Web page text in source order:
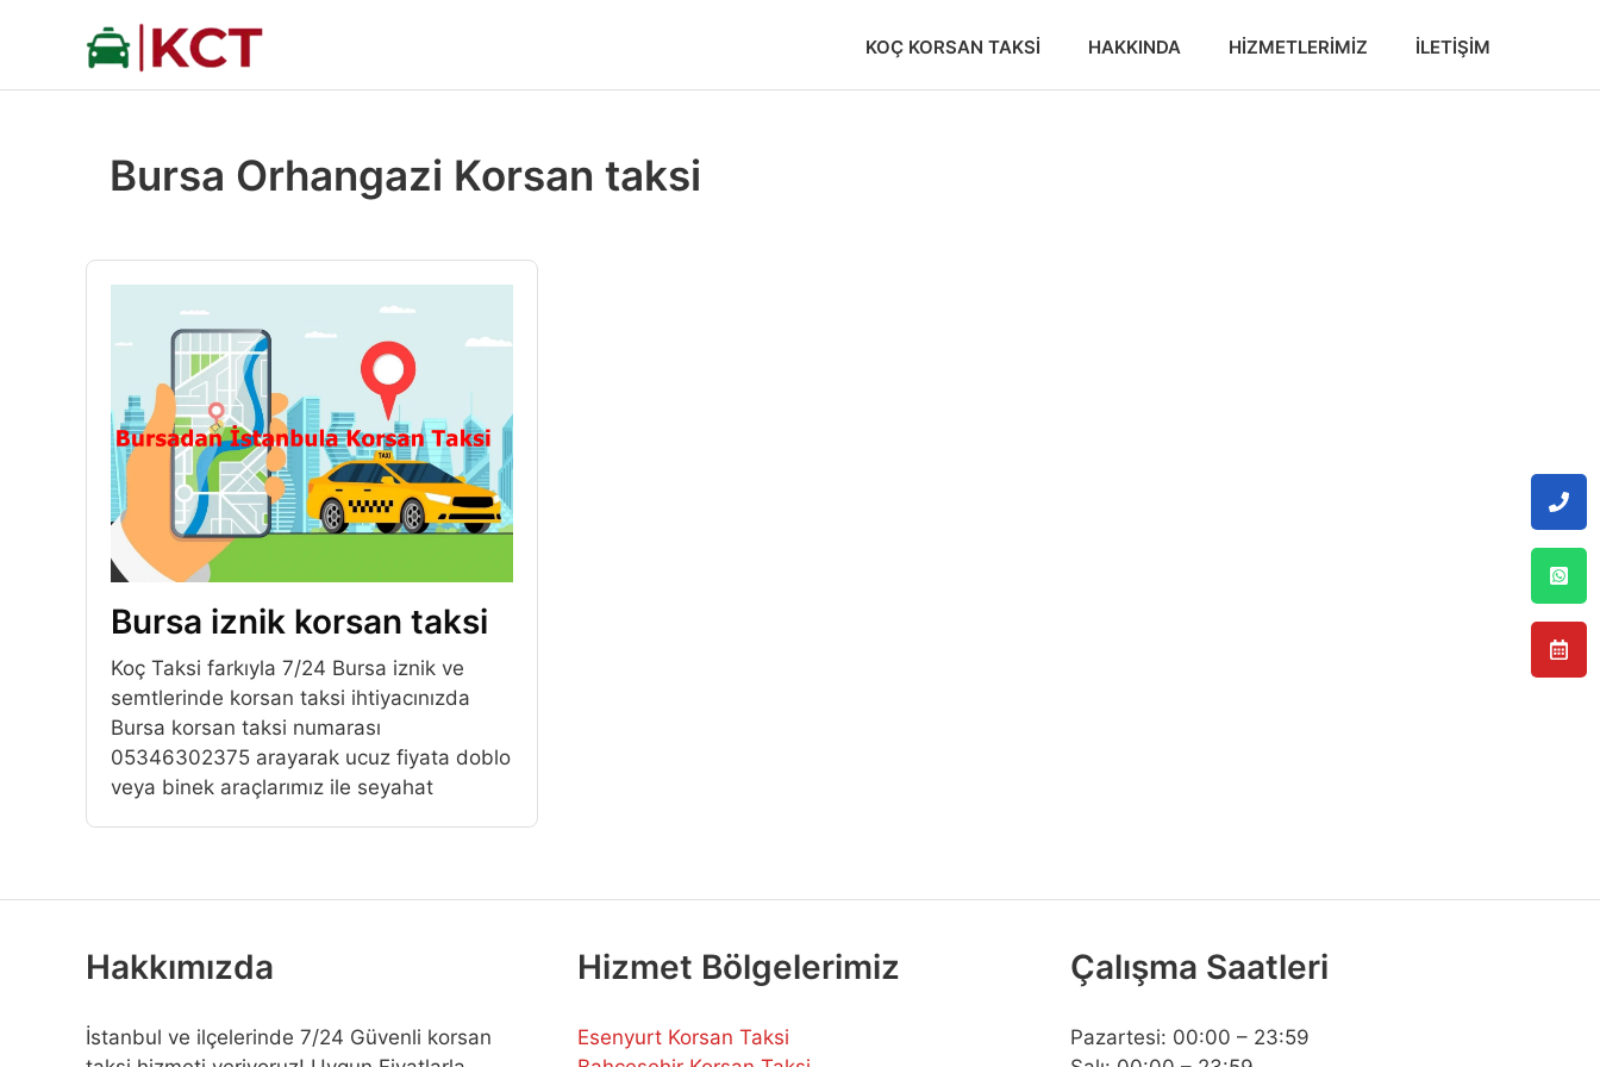
KOÇ KORSAN TAKSI HAKKINDA HIZMETLERIMIZ İLETIŞIM
Bursa Orhangazi Korsan taksi
Bursa iznik korsan taksi
Koç Taksi farkıyla 7/24 Bursa iznik ve
semtlerinde korsan taksi ihtiyacınızda
Bursa korsan taksi numarası
05346302375 arayarak ucuz fiyata doblo
veya binek araçlarımız ile seyahat
Hakkımızda
İstanbul ve ilçelerinde 7/24 Güvenli korsan
Hizmet Bölgelerimiz
Esenyurt Korsan Taksi
Çalışma Saatleri
Pazartesi: 00:00 – 23:59